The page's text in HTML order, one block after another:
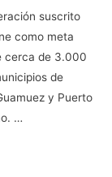
suscrito
como meta
cerca de 3.000
de
y Puerto
…